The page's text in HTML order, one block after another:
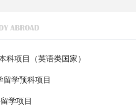
ABROAD
科项目（英语类国家）
学预科项目
学项目